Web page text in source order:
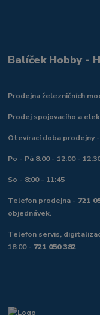
Balíček Hobby -
Prodejna železničních
Prodej spojovacího a
Otevírací doba prodejny
Po - Pá 8:00 - 12:00 -
So - 8:00 - 11:45
Telefon prodejna - 721
objednávek.
Telefon servis,
18:00 - 721 050 382